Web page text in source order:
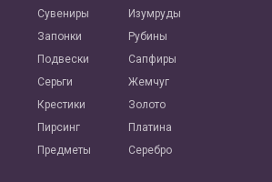
Сувениры
Запонки
Подвески
Серьги
Крестики
Пирсинг
Предметы
Изумруды
Рубины
Сапфиры
Жемчуг
Золото
Платина
Серебро